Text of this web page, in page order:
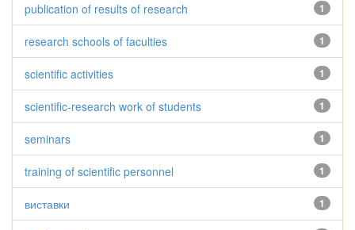
1
publication of results of research
1
research schools of faculties
1
scientific activities
1
scientific-research work of students
1
seminars
1
training of scientific personnel
1
виставки